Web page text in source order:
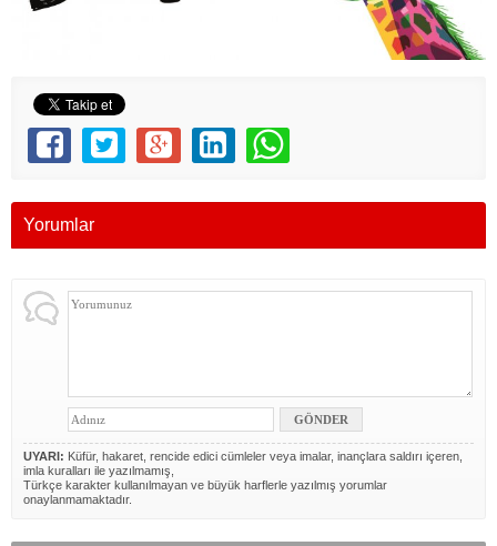
Yorumlar
UYARI: Küfür, hakaret, rencide edici cümleler veya imalar, inançlara saldırı içeren,
imla kuralları ile yazılmamış,
Türkçe karakter kullanılmayan ve büyük harflerle yazılmış yorumlar
onaylanmamaktadır.